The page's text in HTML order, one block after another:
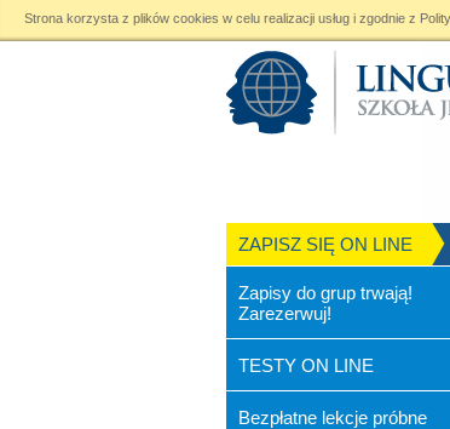
ZAPISZ SIĘ ON LINE
Zapisy do grup trwają!
Zarezerwuj!
TESTY ON LINE
Bezpłatne lekcje próbne
Strona korzysta z plików cookies w celu realizacji usług i zgodnie z